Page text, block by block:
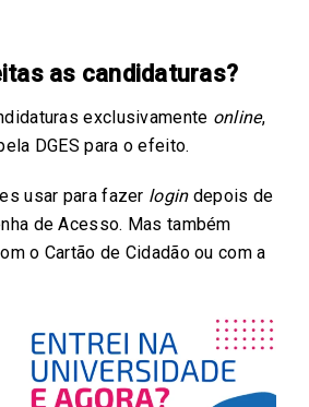
as candidaturas?
exclusivamente online,
DGES para o efeito.
usar para fazer logindepois de
de Acesso. Mas também
o Cartão de Cidadão ou com a